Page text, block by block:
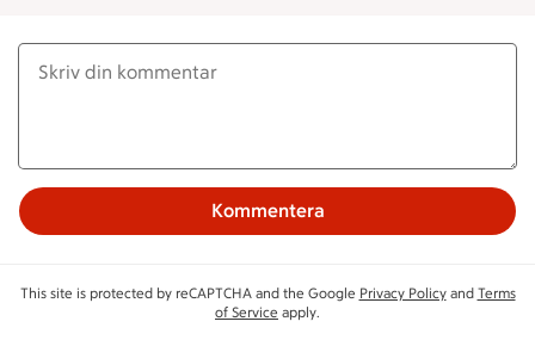
Kommentera
This site is protected by reCAPTCHA and the Google Privacy Policyand Terms
of Service apply.